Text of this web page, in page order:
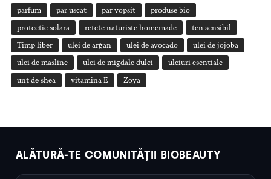
parfum par uscat par vopsit produse bio
protectie solara retete naturiste homemade ten sensibil
Timp liber ulei de argan ulei de avocado ulei de jojoba
ulei de masline ulei de migdale dulci uleiuri esentiale
unt de shea vitamina E Zoya
ALĂTURĂ-TE COMUNITĂȚII BIOBEAUTY